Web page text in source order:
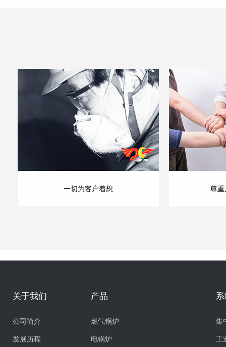
一切为客户着想 尊重
关于我们
公司简介
发展历程
产品
燃气锅炉
电锅炉
集
工